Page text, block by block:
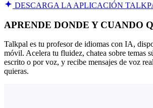
DESCARGA LA APLICACIÓN
APRENDE DONDE Y CUANDO
Talkpal es tu profesor de idiomas con IA,
móvil. Acelera tu fluidez, chatea sobre temas
escrito o por voz, y recibe mensajes de voz
quieras.